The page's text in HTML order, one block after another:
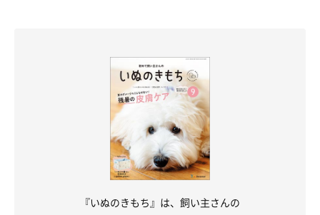
『いぬのきもち』は、飼い主さんの